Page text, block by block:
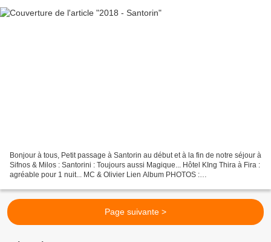
Bonjour à tous, Petit passage à Santorin au début et à la fin de notre séjour à
Sifnos & Milos : Santorini : Toujours aussi Magique... Hôtel KIng Thira à Fira :
agréable pour 1 nuit... MC & Olivier Lien Album PHOTOS :
Page suivante >